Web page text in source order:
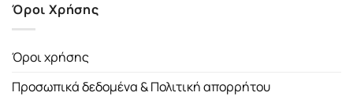
Όροι Χρήσης
Όροι χρήσης
Προσωπικά δεδομένα & Πολιτική απορρήτου